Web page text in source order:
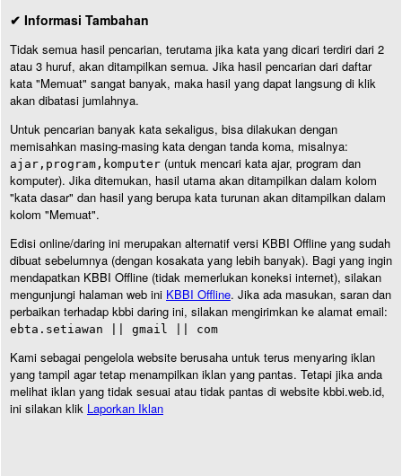
✔ Informasi Tambahan
Tidak semua hasil pencarian, terutama jika kata yang dicari terdiri dari 2
atau 3 huruf, akan ditampilkan semua. Jika hasil pencarian dari daftar
kata "Memuat" sangat banyak, maka hasil yang dapat langsung di klik
akan dibatasi jumlahnya.
Untuk pencarian banyak kata sekaligus, bisa dilakukan dengan
memisahkan masing-masing kata dengan tanda koma, misalnya:
ajar,program,komputer (untuk mencari kata ajar, program dan
komputer). Jika ditemukan, hasil utama akan ditampilkan dalam kolom
"kata dasar" dan hasil yang berupa kata turunan akan ditampilkan dalam
kolom "Memuat".
Edisi online/daring ini merupakan alternatif versi KBBI Offline yang sudah
dibuat sebelumnya (dengan kosakata yang lebih banyak). Bagi yang ingin
mendapatkan KBBI Offline (tidak memerlukan koneksi internet), silakan
mengunjungi halaman web ini KBBI Offline. Jika ada masukan, saran dan
perbaikan terhadap kbbi daring ini, silakan mengirimkan ke alamat email:
ebta.setiawan || gmail || com
Kami sebagai pengelola website berusaha untuk terus menyaring iklan
yang tampil agar tetap menampilkan iklan yang pantas. Tetapi jika anda
melihat iklan yang tidak sesuai atau tidak pantas di website kbbi.web.id,
ini silakan klik Laporkan Iklan